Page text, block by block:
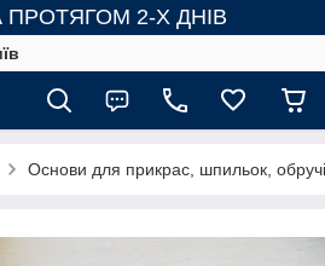
ПРОТЯГОМ 2-Х ДНІВ
Основи для прикрас, шпильок,